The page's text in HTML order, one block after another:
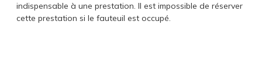
indispensable à une prestation. Il est impossible de réserver
cette prestation si le fauteuil est occupé.